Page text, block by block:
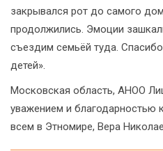
закрывался рот до самого
продолжились. Эмоции
съездим семьёй туда.
детей».
Московская область, АНОО
уважением и благодарностью
всем в Этномире, Вера